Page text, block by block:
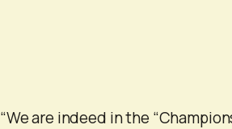
“We are indeed in the